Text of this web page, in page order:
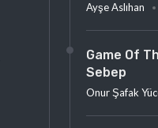
Ayşe Aslıhan
Game Of
Sebep
Onur Şafak